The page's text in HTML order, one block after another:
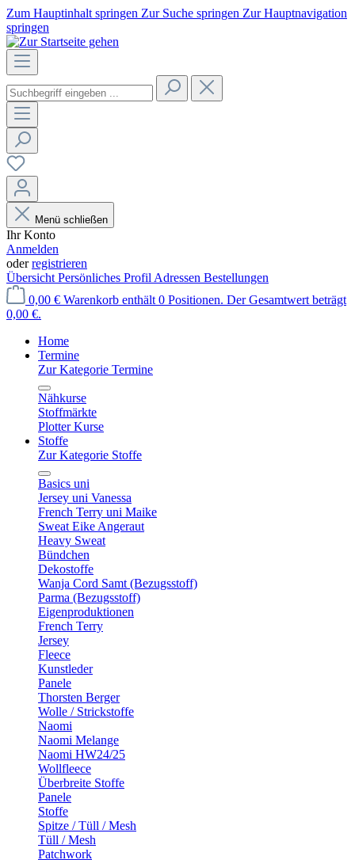
Zum Hauptinhalt springen Zur Suche springen Zur Hauptnavigation
springen
Menü schließen
Ihr Konto
Anmelden
oderregistrieren
Übersicht Persönliches Profil Adressen Bestellungen
0,00 € Warenkorb enthält 0 Positionen. Der Gesamtwert beträgt
0,00 €.
Home
Termine
Zur Kategorie Termine
Nähkurse
Stoffmärkte
Plotter Kurse
Stoffe
Zur Kategorie Stoffe
Basics uni
Jersey uni Vanessa
French Terry uni Maike
Sweat Eike Angeraut
Heavy Sweat
Bündchen
Dekostoffe
Wanja Cord Samt (Bezugsstoff)
Parma (Bezugsstoff)
Eigenproduktionen
French Terry
Jersey
Fleece
Kunstleder
Panele
Thorsten Berger
Wolle / Strickstoffe
Naomi
Naomi Melange
Naomi HW24/25
Wollfleece
Überbreite Stoffe
Panele
Stoffe
Spitze / Tüll / Mesh
Tüll / Mesh
Patchwork